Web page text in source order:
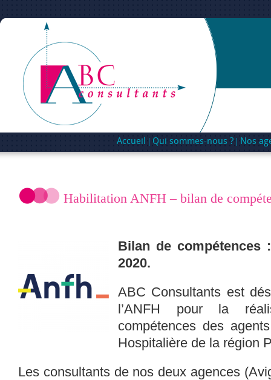
Accueil Qui sommes-nous ? Nos
Habilitation ANFH – bilan de
Bilan de compétences
2020.
ABC Consultants est
l’ANFH pour la
compétences des
Hospitalière de la région
Les consultants de nos deux agences